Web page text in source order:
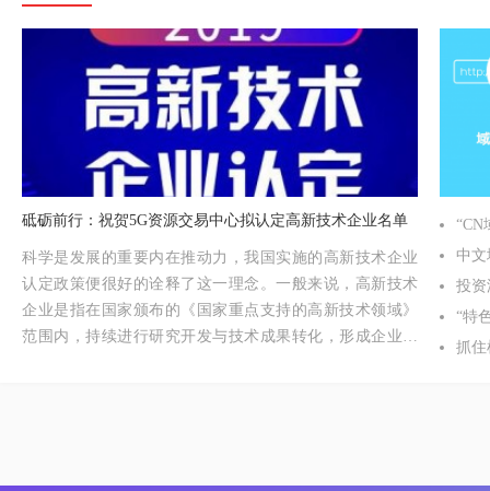
砥砺前行：祝贺5G资源交易中心拟认定高新技术企业名单
科学是发展的重要内在推动力，我国实施的高新技术企业
认定政策便很好的诠释了这一理念。一般来说，高新技术
企业是指在国家颁布的《国家重点支持的高新技术领域》
范围内，持续进行研究开发与技术成果转化，形成企业核
中
投资
“特
抓住